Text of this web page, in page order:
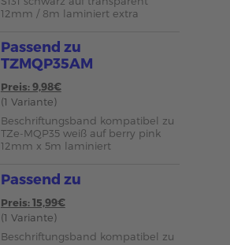
12mm / 8m laminiert extra
Passend zu
TZMQP35AM
Preis: 9,98€
(1 Variante)
Beschriftungsband kompatibel zu
TZe-MQP35 weiß auf berry pink
12mm x 5m laminiert
Passend zu
Preis: 15,99€
(1 Variante)
Beschriftungsband kompatibel zu